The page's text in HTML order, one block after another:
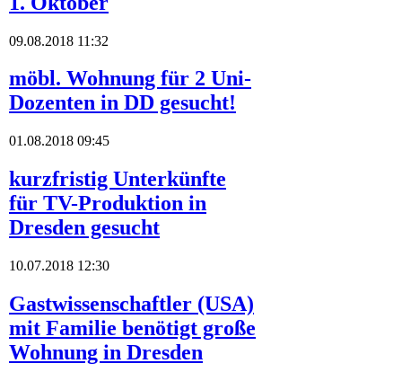
09.08.2018 11:32
möbl. Wohnung für 2 Uni-
Dozenten in DD gesucht!
01.08.2018 09:45
kurzfristig Unterkünfte
für TV-Produktion in
Dresden gesucht
10.07.2018 12:30
Gastwissenschaftler (USA)
mit Familie benötigt große
Wohnung in Dresden